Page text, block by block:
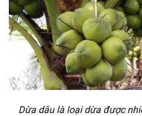
Dừa dâu là loại dừa được